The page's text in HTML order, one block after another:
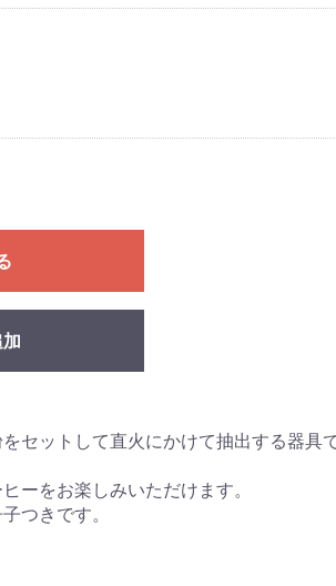
セットして直火にかけて抽出する器具
ーをお楽しみいただけます。
つきです。